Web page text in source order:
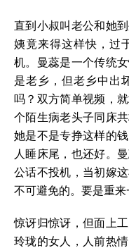
直到小叔叫老公和她
姨竟来得这样快，过
机。曼蕊是一个传统
是老乡，但老乡中出
吗？双方简单视频，
个陌生病老头子同床
她是不是专挣这样的
人睡床尾，也还好。
公话不投机，当初嫁
不可避免的。要是重来
惊讶归惊讶，但面上
玲珑的女人，人前热